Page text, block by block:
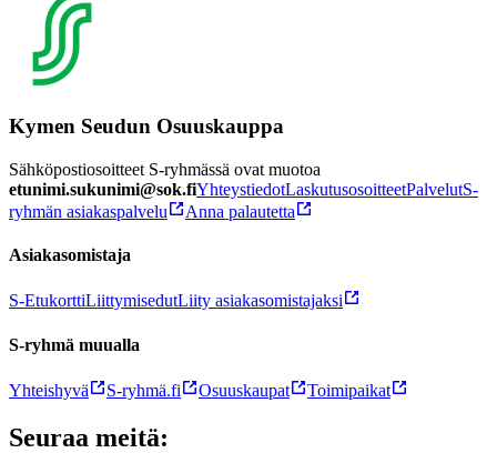
Kymen Seudun Osuuskauppa
Sähköpostiosoitteet S-ryhmässä ovat muotoa
etunimi.sukunimi@sok.fiYhteystiedotLaskutusosoitteetPalvelutS-
ryhmän asiakaspalvelu
Anna palautetta
Asiakasomistaja
S-EtukorttiLiittymisedutLiity asiakasomistajaksi
S-ryhmä muualla
Yhteishyvä S-ryhmä.fi Osuuskaupat Toimipaikat
Seuraa meitä: